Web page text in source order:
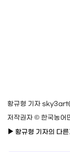
황규형 기자
저작권자 © 한국농어
황규형 기자의 다른